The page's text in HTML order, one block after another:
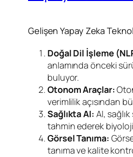
Gelişen Yapay Zeka
Doğal Dil İşleme
anlamında önceki
buluyor.
Otonom Araçlar:
verimlilik açısından
Sağlıkta AI: AI,
tahmin ederek
Görsel Tanıma:
tanıma ve kalite